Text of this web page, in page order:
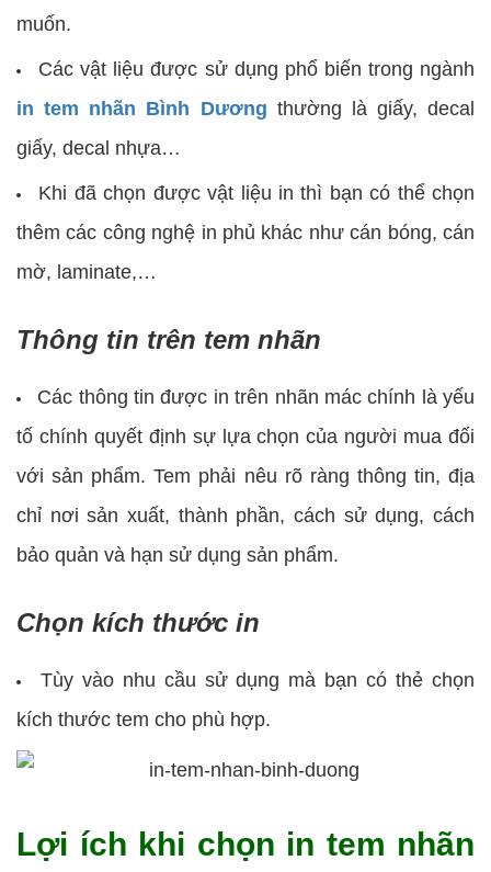
muốn.
Các vật liệu được sử dụng phổ biến trong ngành
in tem nhãn Bình Dương thường là giấy, decal
giấy, decal nhựa…
Khi đã chọn được vật liệu in thì bạn có thể chọn
thêm các công nghệ in phủ khác như cán bóng, cán
mờ, laminate,…
Thông tin trên tem nhãn
Các thông tin được in trên nhãn mác chính là yếu
tố chính quyết định sự lựa chọn của người mua đối
với sản phẩm. Tem phải nêu rõ ràng thông tin, địa
chỉ nơi sản xuất, thành phần, cách sử dụng, cách
bảo quản và hạn sử dụng sản phẩm.
Chọn kích thước in
Tùy vào nhu cầu sử dụng mà bạn có thẻ chọn
kích thước tem cho phù hợp.
Lợi ích khi chọn in tem nhãn